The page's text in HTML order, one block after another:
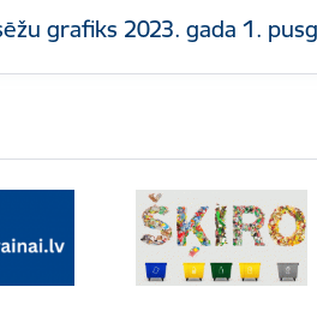
grafiks 2023. gada 1.